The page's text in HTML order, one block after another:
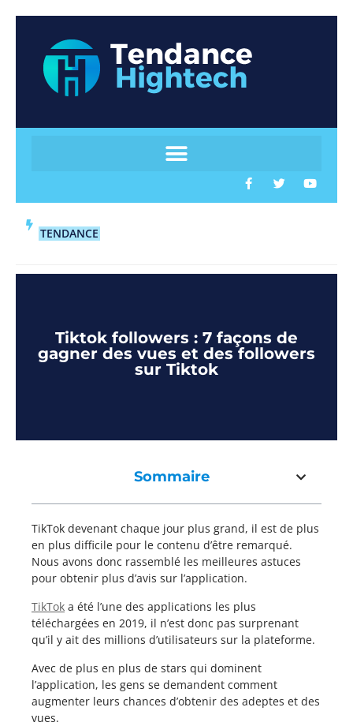
TENDANCE
Tiktok followers : 7 façons de
gagner des vues et des followers
sur Tiktok
Sommaire
TikTok devenant chaque jour plus grand, il est de plus
en plus difficile pour le contenu d’être remarqué.
Nous avons donc rassemblé les meilleures astuces
pour obtenir plus d’avis sur l’application.
TikTok a été l’une des applications les plus
téléchargées en 2019, il n’est donc pas surprenant
qu’il y ait des millions d’utilisateurs sur la plateforme.
Avec de plus en plus de stars qui dominent
l’application, les gens se demandent comment
augmenter leurs chances d’obtenir des adeptes et des
vues.